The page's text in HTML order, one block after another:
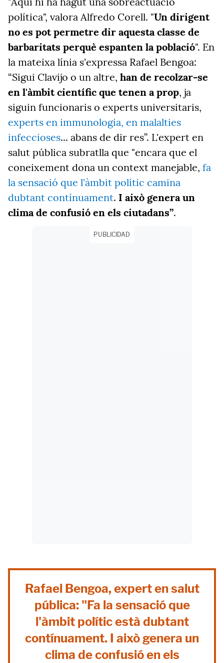
política", valora Alfredo Corell. "Un dirigent
no es pot permetre dir aquesta classe de
barbaritats perquè espanten la població". En
la mateixa línia s'expressa Rafael Bengoa:
“Sigui Clavijo o un altre, han de recolzar-se
en l'àmbit científic que tenen a prop, ja
siguin funcionaris o experts universitaris,
experts en immunologia, en malalties
infeccioses... abans de dir res”. L'expert en
salut pública subratlla que "encara que el
coneixement dona un context manejable, fa
la sensació que l'àmbit polític camina
dubtant contínuament. I això genera un
clima de confusió en els ciutadans”.
PUBLICIDAD
Rafael Bengoa, expert en salut
pública: "Fa la sensació que
l'àmbit polític està dubtant
contínuament. I això genera un
clima de confusió en els